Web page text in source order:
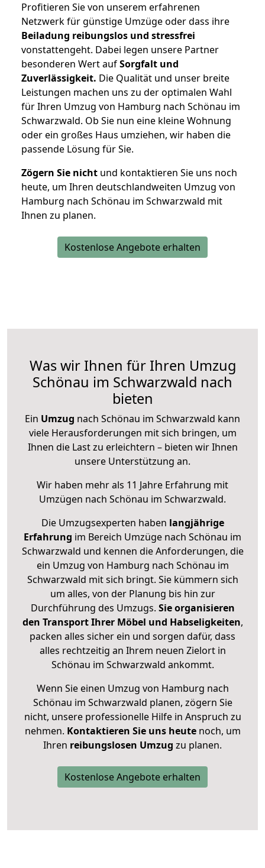
Profitieren Sie von unserem erfahrenen
Netzwerk für günstige Umzüge oder dass ihre
Beiladung reibungslos und stressfrei
vonstattengeht. Dabei legen unsere Partner
besonderen Wert aufSorgfalt und
Zuverlässigkeit. Die Qualität und unser breite
Leistungen machen uns zu der optimalen Wahl
für Ihren Umzug von Hamburg nach Schönau im
Schwarzwald. Ob Sie nun eine kleine Wohnung
oder ein großes Haus umziehen, wir haben die
passende Lösung für Sie.
Zögern Sie nicht und kontaktieren Sie uns noch
heute, um Ihren deutschlandweiten Umzug von
Hamburg nach Schönau im Schwarzwald mit
Ihnen zu planen.
Kostenlose Angebote erhalten
Was wir Ihnen für Ihren Umzug
Schönau im Schwarzwald nach
bieten
Ein Umzug nach Schönau im Schwarzwald kann
viele Herausforderungen mit sich bringen, um
Ihnen die Last zu erleichtern – bieten wir Ihnen
unsere Unterstützung an.
Wir haben mehr als 11 Jahre Erfahrung mit
Umzügen nach Schönau im Schwarzwald.
Die Umzugsexperten haben langjährige
Erfahrung im Bereich Umzüge nach Schönau im
Schwarzwald und kennen die Anforderungen, die
ein Umzug von Hamburg nach Schönau im
Schwarzwald mit sich bringt. Sie kümmern sich
um alles, von der Planung bis hin zur
Durchführung des Umzugs. Sie organisieren
den Transport Ihrer Möbel und Habseligkeiten,
packen alles sicher ein und sorgen dafür, dass
alles rechtzeitig an Ihrem neuen Zielort in
Schönau im Schwarzwald ankommt.
Wenn Sie einen Umzug von Hamburg nach
Schönau im Schwarzwald planen, zögern Sie
nicht, unsere professionelle Hilfe in Anspruch zu
nehmen. Kontaktieren Sie uns heutenoch, um
Ihren reibungslosen Umzug zu planen.
Kostenlose Angebote erhalten